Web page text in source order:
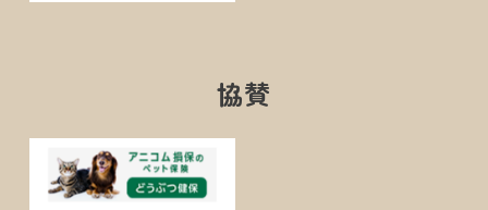
協賛